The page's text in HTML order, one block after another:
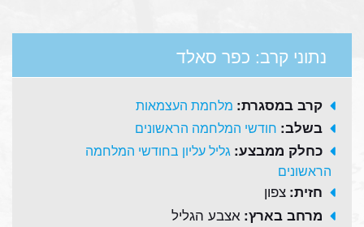
נתוני קרב: כפר סאלד
קרב במסגרת: מלחמת העצמאות
בשלב: חודשי המלחמה הראשונים
כחלק ממבצע: גליל עליון בחודשי המלחמה
הראשונים
חזית: צפון
מרחב בארץ: אצבע הגליל